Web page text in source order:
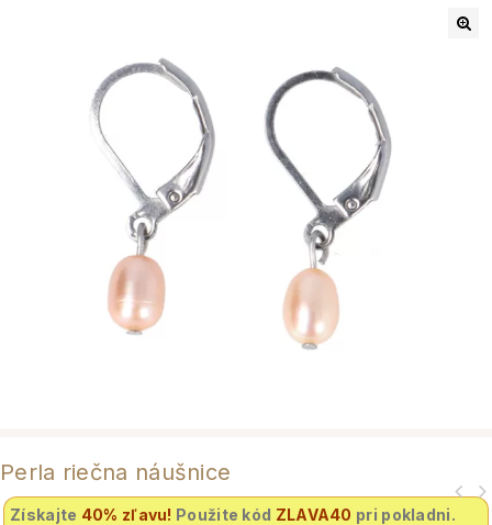
Perla riečna náušnice
Získajte 40% zľavu! Použite kód ZLAVA40 pri pokladni.